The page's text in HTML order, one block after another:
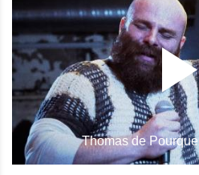
Thomas de